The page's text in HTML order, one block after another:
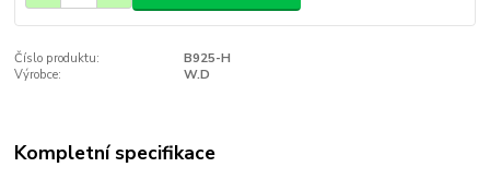
Číslo produktu:
B925-H
Výrobce:
W.D
Kompletní specifikace